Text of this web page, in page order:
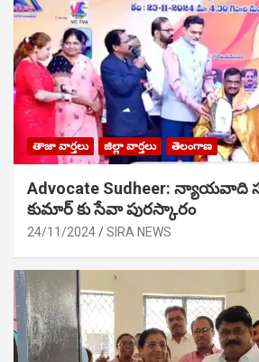
తాజా వార్తలు జిల్లా వార్తలు తెలంగాణ
Advocate Sudheer: న్యాయవాది
కుమార్ కు సేవా పురస్కారం
24/11/2024 SIRA NEWS